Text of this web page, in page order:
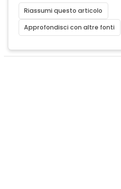
Riassumi questo articolo
Approfondisci con altre fonti